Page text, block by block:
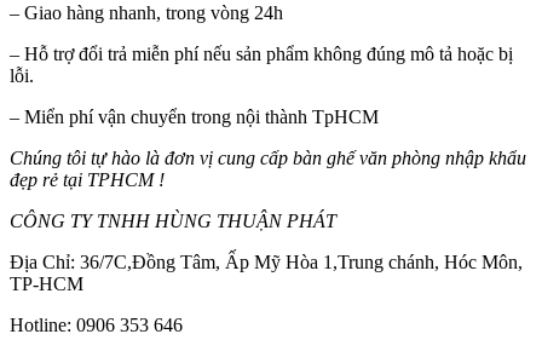
– Giao hàng nhanh, trong vòng 24h
– Hỗ trợ đổi trả miễn phí nếu sản phẩm không đúng mô tả hoặc bị
lỗi.
– Miển phí vận chuyển trong nội thành TpHCM
Chúng tôi tự hào là đơn vị cung cấp bàn ghế văn phòng nhập khẩu
đẹp rẻ tại TPHCM !
CÔNG TY TNHH HÙNG THUẬN PHÁT
Địa Chỉ: 36/7C,Đồng Tâm, Ấp Mỹ Hòa 1,Trung chánh, Hóc Môn,
TP-HCM
Hotline: 0906 353 646